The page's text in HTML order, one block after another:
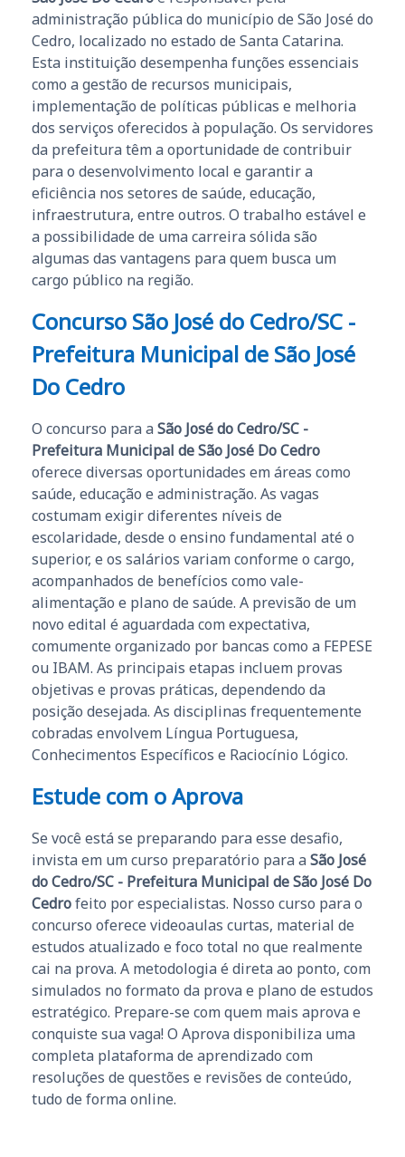
administração pública do município de São José do
Cedro, localizado no estado de Santa Catarina.
Esta instituição desempenha funções essenciais
como a gestão de recursos municipais,
implementação de políticas públicas e melhoria
dos serviços oferecidos à população. Os servidores
da prefeitura têm a oportunidade de contribuir
para o desenvolvimento local e garantir a
eficiência nos setores de saúde, educação,
infraestrutura, entre outros. O trabalho estável e
a possibilidade de uma carreira sólida são
algumas das vantagens para quem busca um
cargo público na região.
Concurso São José do Cedro/SC -
Prefeitura Municipal de São José
Do Cedro
O concurso para a São José do Cedro/SC -
Prefeitura Municipal de São José Do Cedro
oferece diversas oportunidades em áreas como
saúde, educação e administração. As vagas
costumam exigir diferentes níveis de
escolaridade, desde o ensino fundamental até o
superior, e os salários variam conforme o cargo,
acompanhados de benefícios como vale-
alimentação e plano de saúde. A previsão de um
novo edital é aguardada com expectativa,
comumente organizado por bancas como a FEPESE
ou IBAM. As principais etapas incluem provas
objetivas e provas práticas, dependendo da
posição desejada. As disciplinas frequentemente
cobradas envolvem Língua Portuguesa,
Conhecimentos Específicos e Raciocínio Lógico.
Estude com o Aprova
Se você está se preparando para esse desafio,
invista em um curso preparatório para a São José
do Cedro/SC - Prefeitura Municipal de São José Do
Cedrofeito por especialistas. Nosso curso para o
concurso oferece videoaulas curtas, material de
estudos atualizado e foco total no que realmente
cai na prova. A metodologia é direta ao ponto, com
simulados no formato da prova e plano de estudos
estratégico. Prepare-se com quem mais aprova e
conquiste sua vaga! O Aprova disponibiliza uma
completa plataforma de aprendizado com
resoluções de questões e revisões de conteúdo,
tudo de forma online.